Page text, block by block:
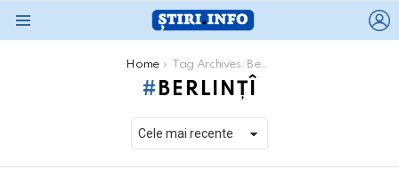
Home Tag Archives: Berlințî
BERLINȚÎ